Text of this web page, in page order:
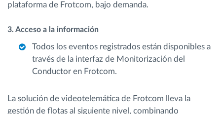
plataforma de Frotcom, bajo demanda.
3. Acceso a la información
Todos los eventos registrados están disponibles a
través de la interfaz de Monitorización del
Conductor en Frotcom.
La solución de videotelemática de Frotcom lleva la
gestión de flotas al siguiente nivel, combinando